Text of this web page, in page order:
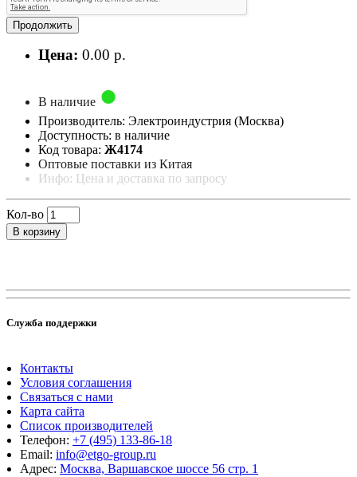
Продолжить
Цена: 0.00 р.
В наличие
Производитель: Электроиндустрия (Москва)
Доступность: в наличие
Код товара: Ж4174
Оптовые поставки из Китая
Инфо: Цена и доставка по запросу
Кол-во
В корзину
Служба поддержки
Контакты
Условия соглашения
Связаться с нами
Карта сайта
Список производителей
Телефон: +7 (495) 133-86-18
Email: info@etgo-group.ru
Адрес: Москва, Варшавское шоссе 56 стр. 1